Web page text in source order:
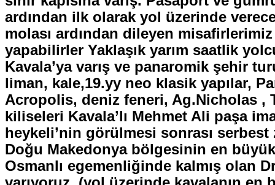
ardından ilk olarak yol üzerinde
molası ardından dileyen misafirlerimiz
yapabilirler Yaklaşık yarım saatlik
Kavala’ya varış ve panaromik şehir
liman, kale,19.yy neo klasik yapılar,
Acropolis, deniz feneri, Ag.Nicholas ,
kiliseleri Kavala’lı Mehmet Ali paşa
heykeli’nin görülmesi sonrası serbest
Doğu Makedonya bölgesinin en
Osmanlı egemenliğinde kalmış olan